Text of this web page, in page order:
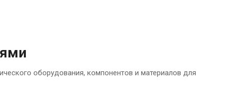
оборудования, компонентов и материалов для